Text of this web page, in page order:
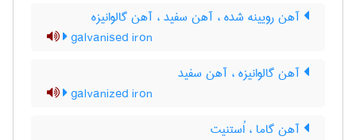
آهن رویینه شده ، آهن سفید ، آهن گالوانیزه
galvanised iron
آهن گالوانیزه ، آهن سفید
galvanized iron
آهن گاما ، اُستنیت